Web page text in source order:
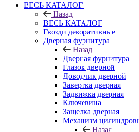
ВЕСЬ КАТАЛОГ
Назад
ВЕСЬ КАТАЛОГ
Гвозди декоративные
Дверная фурнитура
Назад
Дверная фурнитура
Глазок дверной
Доводчик дверной
Завертка дверная
Задвижка дверная
Ключевина
Защелка дверная
Механизм
Назад